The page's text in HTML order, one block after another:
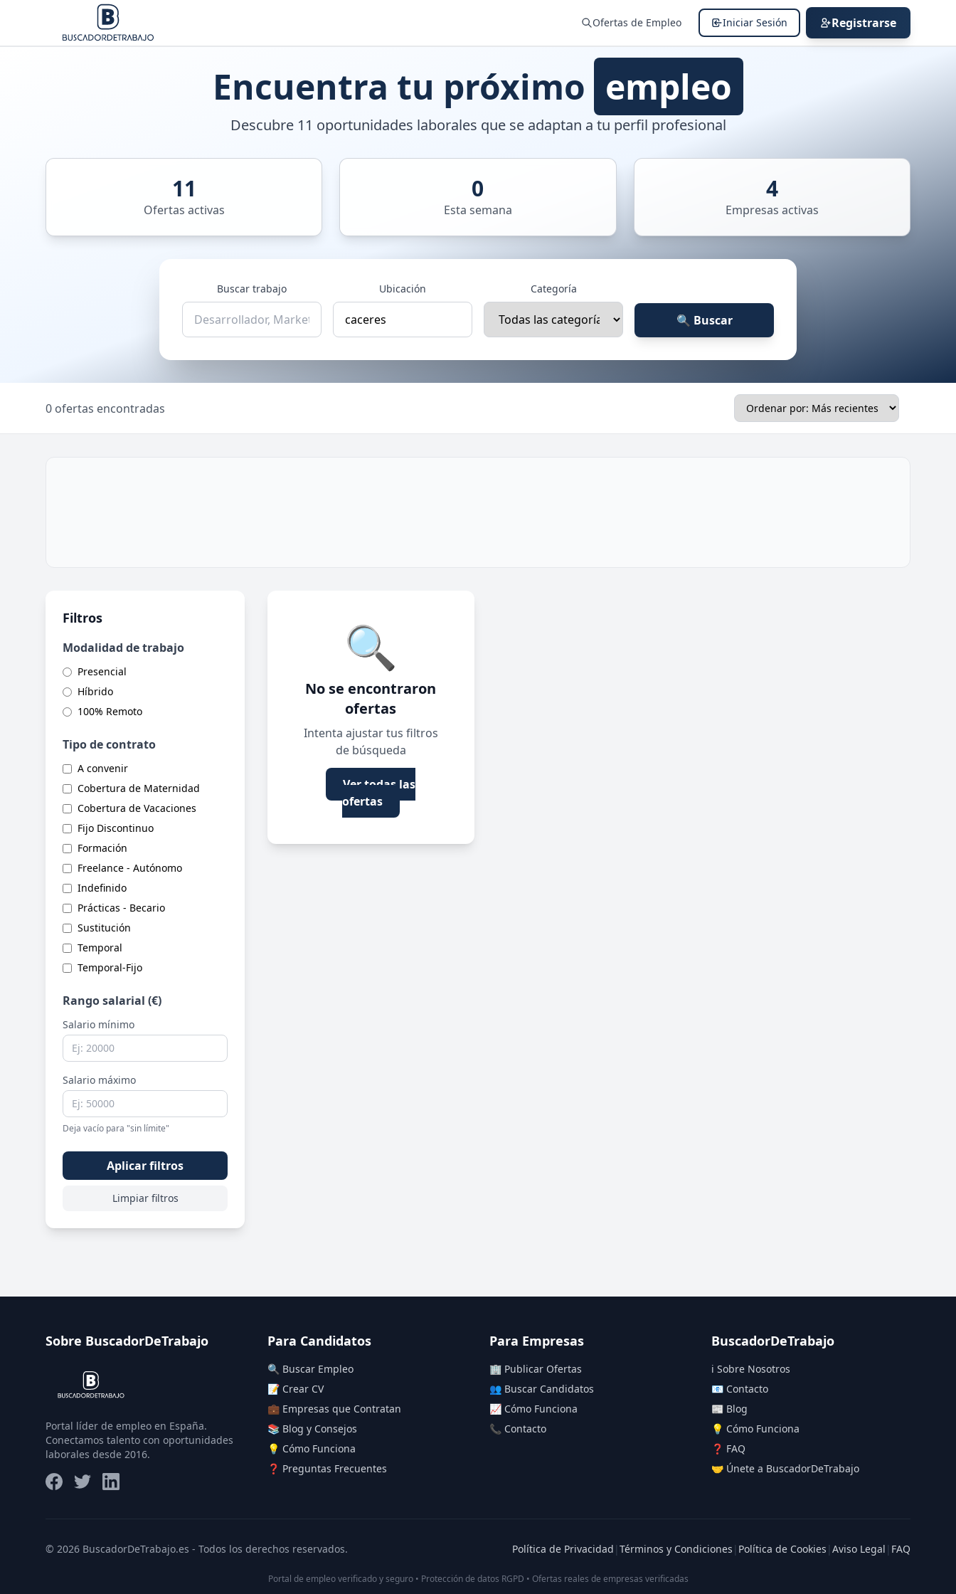
Ofertas de Empleo Iniciar Sesión Registrarse
Encuentra tu próximo empleo
Descubre 11 oportunidades laborales que se adaptan a tu perfil profesional
11
Ofertas activas
0
Esta semana
4
Empresas activas
Buscar trabajo Ubicación Categoría
🔍 Buscar
0 ofertas encontradas
Filtros
Modalidad de trabajo
Presencial
Híbrido
100% Remoto
Tipo de contrato
A convenir
Cobertura de Maternidad
Cobertura de Vacaciones
Fijo Discontinuo
Formación
Freelance - Autónomo
Indefinido
Prácticas - Becario
Sustitución
Temporal
Temporal-Fijo
Rango salarial (€)
Salario mínimo
Salario máximo
Deja vacío para "sin límite"
Aplicar filtros
Limpiar filtros
🔍
No se encontraron
ofertas
Intenta ajustar tus filtros
de búsqueda
Ver todas las
ofertas
Sobre BuscadorDeTrabajo
Portal líder de empleo en España.
Conectamos talento con oportunidades
laborales desde 2016.
Para Candidatos
🔍 Buscar Empleo
📝 Crear CV
💼 Empresas que Contratan
📚 Blog y Consejos
💡 Cómo Funciona
❓ Preguntas Frecuentes
Para Empresas
🏢 Publicar Ofertas
👥 Buscar Candidatos
📈 Cómo Funciona
📞 Contacto
BuscadorDeTrabajo
ℹ️ Sobre Nosotros
📧 Contacto
📰 Blog
💡 Cómo Funciona
❓ FAQ
🤝 Únete a BuscadorDeTrabajo
© 2026 BuscadorDeTrabajo.es - Todos los derechos reservados. Política de Privacidad | Términos y Condiciones | Política de Cookies | Aviso Legal | FAQ
Portal de empleo verificado y seguro • Protección de datos RGPD • Ofertas reales de empresas verificadas